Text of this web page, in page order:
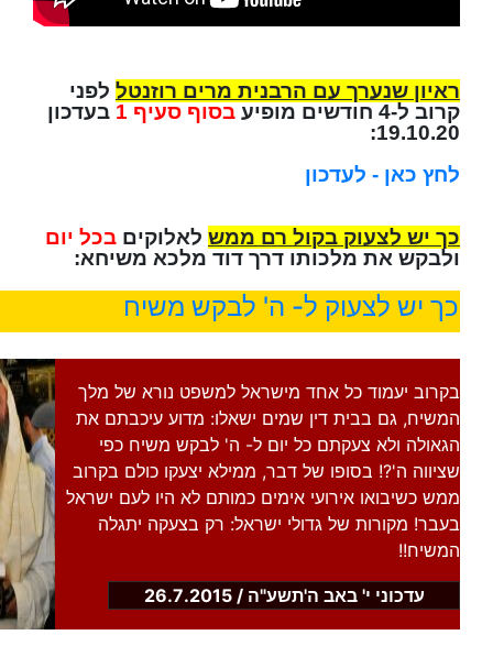
ראיון שנערך עם הרבנית מרים רוזנטל לפני
קרוב ל-4 חודשים מופיע
בסוף סעיף 1
בעדכון
19.10.20:
לחץ כאן - לעדכון
כך יש לצעוק בקול רם ממש לאלוקים בכל יום
ולבקש את מלכותו דרך דוד מלכא משיחא:
כך יש לצעוק ל- ה' לבקש משיח
בקרוב יעמוד כל אחד מישראל למשפט נורא של מלך
המשיח, גם בבית דין שמים ישאלו: מדוע עיכבתם את
הגאולה ולא צעקתם כל יום ל- ה' לבקש משיח כפי
שציווה ה'?! בסופו של דבר, ממילא יצעקו כולם בקרוב
ממש כשיבואו אירועי אימים כמותם לא היו לעם ישראל
בעבר! מקורות של גדולי ישראל: רק בצעקה יתגלה
המשיח!!
עדכוני י' באב ה'תשע"ה / 26.7.2015